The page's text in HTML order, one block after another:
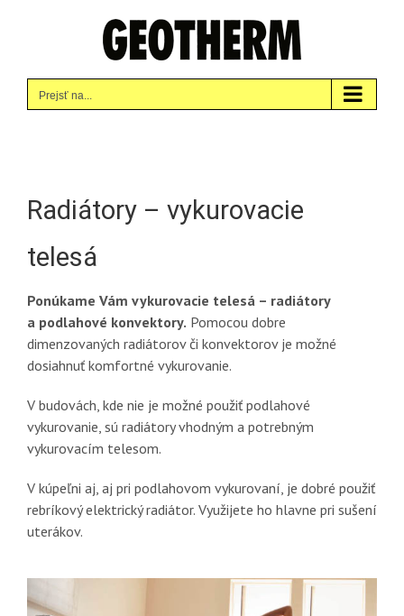
Prejsť na...
Radiátory – vykurovacie
telesá
Ponúkame Vám vykurovacie telesá – radiátory
a podlahové konvektory. Pomocou dobre
dimenzovaných radiátorov či konvektorov je možné
dosiahnuť komfortné vykurovanie.
V budovách, kde nie je možné použiť podlahové
vykurovanie, sú radiátory vhodným a potrebným
vykurovacím telesom.
V kúpeľni aj, aj pri podlahovom vykurovaní, je dobré použiť
rebríkový elektrický radiátor. Využijete ho hlavne pri sušení
uterákov.